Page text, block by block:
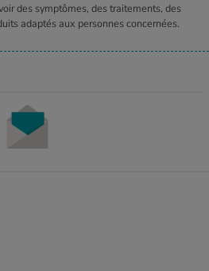
des symptômes, des traitements, des
adaptés aux personnes concernées.